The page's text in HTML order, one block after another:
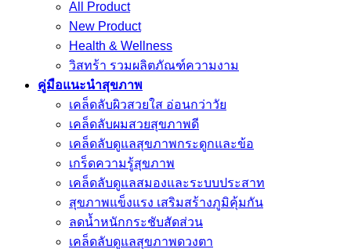
All Product
New Product
Health & Wellness
วิสทร้า รวมผลิตภัณฑ์ความงาม
คู่มือแนะนำสุขภาพ
เคล็ดลับผิวสวยใส อ่อนกว่าวัย
เคล็ดลับผมสวยสุขภาพดี
เคล็ดลับดูแลสุขภาพกระดูกและข้อ
เกร็ดความรู้สุขภาพ
เคล็ดลับดูแลสมองและระบบประสาท
สุขภาพแข็งแรง เสริมสร้างภูมิคุ้มกัน
ลดน้ำหนักกระชับสัดส่วน
เคล็ดลับดูแลสุขภาพดวงตา